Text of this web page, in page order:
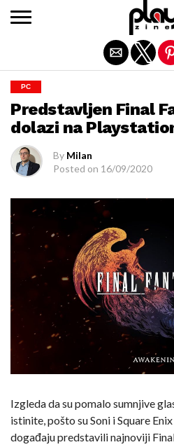
PC
Predstavljen Final
dolazi na
By Milan
Posted on 16/09/2020
Izgleda da su pomalo sumnjive
istinite, pošto su Soni i Square
događaju predstavili najnoviji
Exit mobile